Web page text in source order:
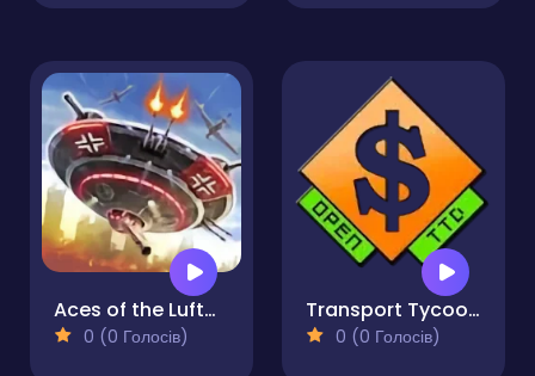
Aces of the Luftwaffe Squadron
0 (0 Голосів)
Transport Tycoon Deluxe - Open TTD
0 (0 Голосів)